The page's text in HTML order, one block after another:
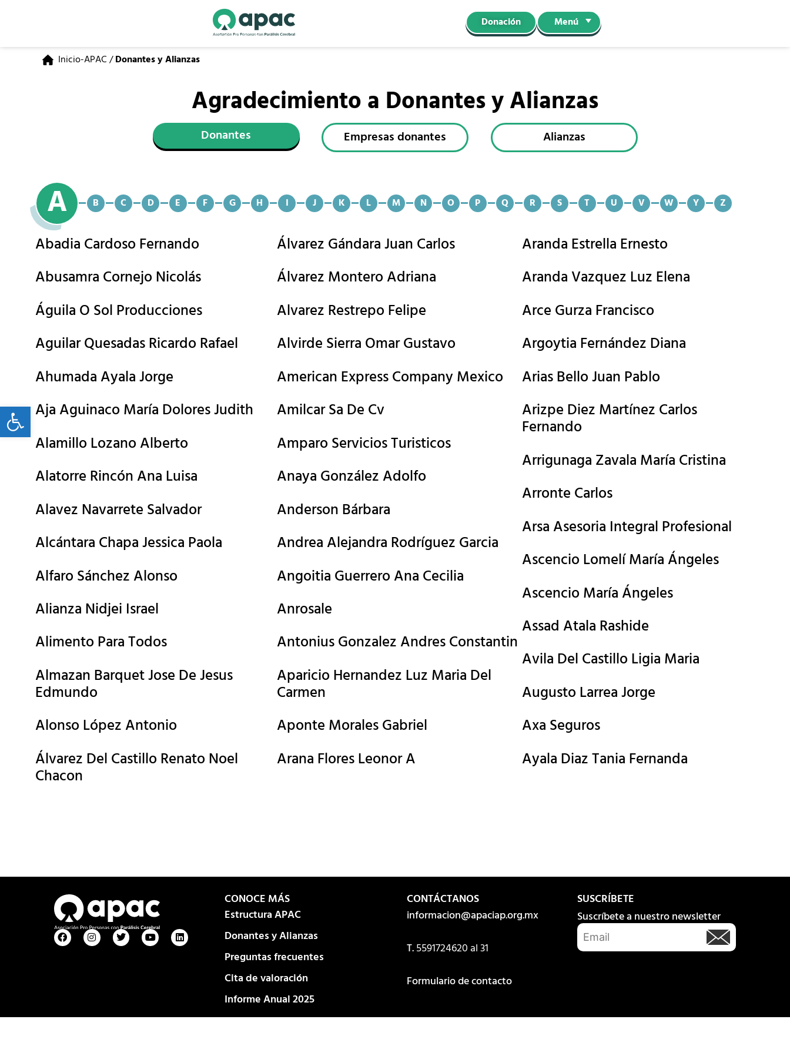
Open toolbar
Donación Menú
Inicio-APAC/Donantes y Alianzas
Agradecimiento a Donantes y Alianzas
Donantes Empresas donantes Alianzas
A B C D E F G H I J K L M N O P Q R S T U V W Y Z
Abadia Cardoso Fernando
Abusamra Cornejo Nicolás
Águila O Sol Producciones
Aguilar Quesadas Ricardo Rafael
Ahumada Ayala Jorge
Aja Aguinaco María Dolores Judith
Alamillo Lozano Alberto
Alatorre Rincón Ana Luisa
Alavez Navarrete Salvador
Alcántara Chapa Jessica Paola
Alfaro Sánchez Alonso
Alianza Nidjei Israel
Alimento Para Todos
Almazan Barquet Jose De Jesus
Edmundo
Alonso López Antonio
Álvarez Del Castillo Renato Noel
Chacon
Álvarez Gándara Juan Carlos
Álvarez Montero Adriana
Alvarez Restrepo Felipe
Alvirde Sierra Omar Gustavo
American Express Company Mexico
Amilcar Sa De Cv
Amparo Servicios Turisticos
Anaya González Adolfo
Anderson Bárbara
Andrea Alejandra Rodríguez Garcia
Angoitia Guerrero Ana Cecilia
Anrosale
Antonius Gonzalez Andres Constantin
Aparicio Hernandez Luz Maria Del
Carmen
Aponte Morales Gabriel
Arana Flores Leonor A
Aranda Estrella Ernesto
Aranda Vazquez Luz Elena
Arce Gurza Francisco
Argoytia Fernández Diana
Arias Bello Juan Pablo
Arizpe Diez Martínez Carlos
Fernando
Arrigunaga Zavala María Cristina
Arronte Carlos
Arsa Asesoria Integral Profesional
Ascencio Lomelí María Ángeles
Ascencio María Ángeles
Assad Atala Rashide
Avila Del Castillo Ligia Maria
Augusto Larrea Jorge
Axa Seguros
Ayala Diaz Tania Fernanda
CONOCE MÁS
Estructura APAC
Donantes y Alianzas
Preguntas frecuentes
Cita de valoración
Informe Anual 2025
CONTÁCTANOS
informacion@apaciap.org.mx
T.5591724620al 31
Formulario de contacto
SUSCRÍBETE
Suscríbete a nuestro newsletter